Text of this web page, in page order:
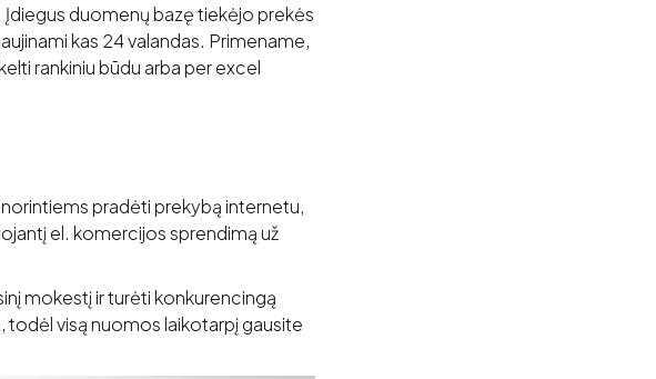
duomenų bazę tiekėjo prekės
kas 24 valandas. Primename,
rankiniu būdu arba per excel
pradėti prekybą internetu,
el. komercijos sprendimą už
mokestį ir turėti konkurencingą
todėl visą nuomos laikotarpį gausite